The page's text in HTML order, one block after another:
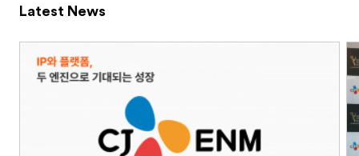
Latest News